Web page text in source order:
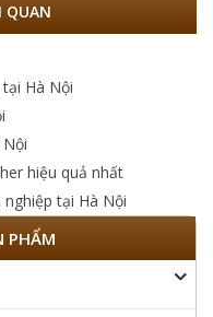
QUAN
Hà Nội
hiệu quả nhất
tại Hà Nội
PHẨM